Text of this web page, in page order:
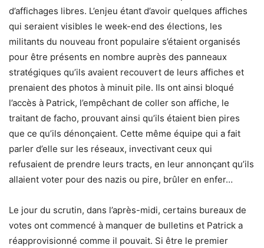
d’affichages libres. L’enjeu étant d’avoir quelques affiches
qui seraient visibles le week-end des élections, les
militants du nouveau front populaire s’étaient organisés
pour être présents en nombre auprès des panneaux
stratégiques qu’ils avaient recouvert de leurs affiches et
prenaient des photos à minuit pile. Ils ont ainsi bloqué
l’accès à Patrick, l’empêchant de coller son affiche, le
traitant de facho, prouvant ainsi qu’ils étaient bien pires
que ce qu’ils dénonçaient. Cette même équipe qui a fait
parler d’elle sur les réseaux, invectivant ceux qui
refusaient de prendre leurs tracts, en leur annonçant qu’ils
allaient voter pour des nazis ou pire, brûler en enfer…
Le jour du scrutin, dans l’après-midi, certains bureaux de
votes ont commencé à manquer de bulletins et Patrick a
réapprovisionné comme il pouvait. Si être le premier